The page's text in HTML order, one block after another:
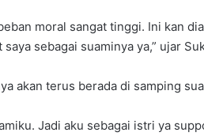
moral sangat tinggi. Ini kan
sebagai suaminya ya,” ujar
akan terus berada di samping
Jadi aku sebagai istri ya